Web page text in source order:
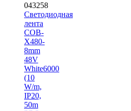
043258
Светодиодная
лента
COB-
X480-
8mm
48V
White6000
(10
W/m,
IP20,
50m